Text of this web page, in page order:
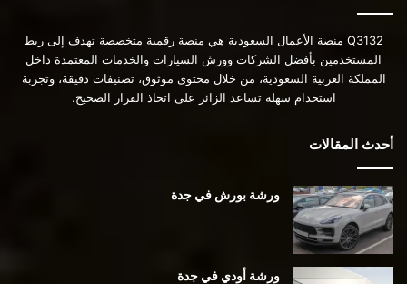
Q3132 منصة الأعمال السعودية هي منصة رقمية متخصصة تهدف إلى ربط
المستخدمين بأفضل الشركات وورش السيارات والخدمات المعتمدة داخل
المملكة العربية السعودية، من خلال محتوى موثوق، تصنيفات دقيقة، وتجربة
استخدام سهلة تساعد الزائر على اتخاذ القرار الصحيح.
أحدث المقالات
ورشة بورش في جدة
ورشة أودي في جدة